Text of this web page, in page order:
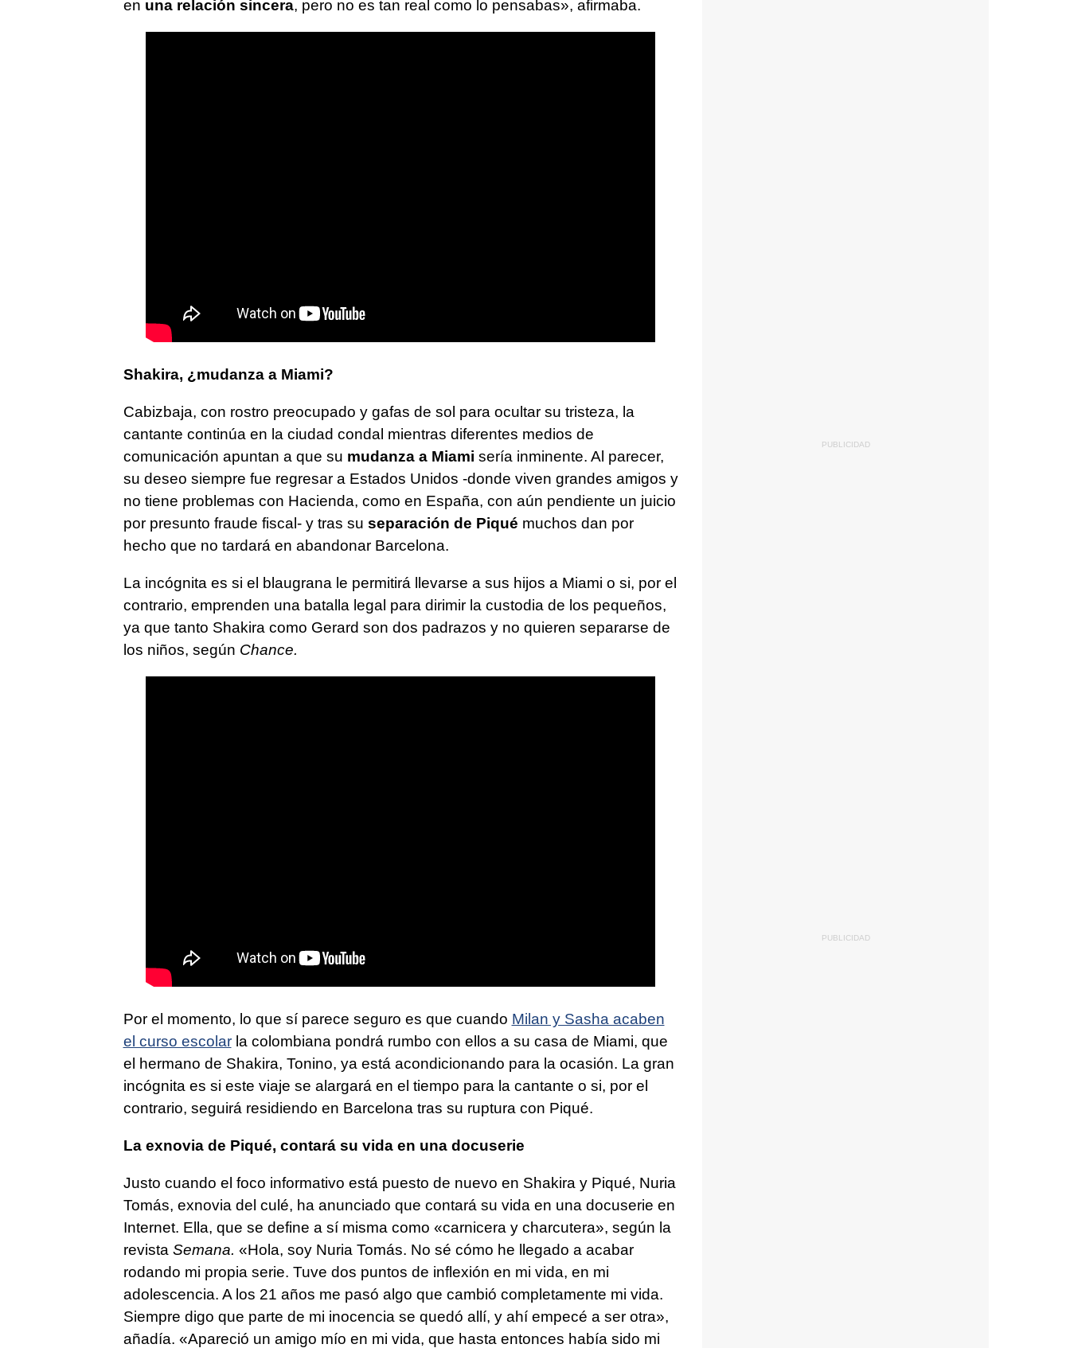
en una relación sincera, pero no es tan real como lo pensabas», afirmaba.
Shakira, ¿mudanza a Miami?
Cabizbaja, con rostro preocupado y gafas de sol para ocultar su tristeza, la
cantante continúa en la ciudad condal mientras diferentes medios de
comunicación apuntan a que su mudanza a Miami sería inminente. Al parecer,
su deseo siempre fue regresar a Estados Unidos -donde viven grandes amigos y
no tiene problemas con Hacienda, como en España, con aún pendiente un juicio
por presunto fraude fiscal- y tras su separación de Piqué muchos dan por
hecho que no tardará en abandonar Barcelona.
La incógnita es si el blaugrana le permitirá llevarse a sus hijos a Miami o si, por el
contrario, emprenden una batalla legal para dirimir la custodia de los pequeños,
ya que tanto Shakira como Gerard son dos padrazos y no quieren separarse de
los niños, según Chance.
Por el momento, lo que sí parece seguro es que cuando Milan y Sasha acaben
el curso escolarla colombiana pondrá rumbo con ellos a su casa de Miami, que
el hermano de Shakira, Tonino, ya está acondicionando para la ocasión. La gran
incógnita es si este viaje se alargará en el tiempo para la cantante o si, por el
contrario, seguirá residiendo en Barcelona tras su ruptura con Piqué.
La exnovia de Piqué, contará su vida en una docuserie
Justo cuando el foco informativo está puesto de nuevo en Shakira y Piqué, Nuria
Tomás, exnovia del culé, ha anunciado que contará su vida en una docuserie en
Internet. Ella, que se define a sí misma como «carnicera y charcutera», según la
revista Semana. «Hola, soy Nuria Tomás. No sé cómo he llegado a acabar
rodando mi propia serie. Tuve dos puntos de inflexión en mi vida, en mi
adolescencia. A los 21 años me pasó algo que cambió completamente mi vida.
Siempre digo que parte de mi inocencia se quedó allí, y ahí empecé a ser otra»,
añadía. «Apareció un amigo mío en mi vida, que hasta entonces había sido mi